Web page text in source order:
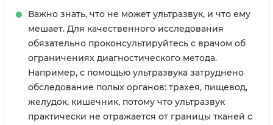
Важно знать, что не может ультразвук, и что ему
мешает. Для качественного исследования
обязательно проконсультируйтесь с врачом об
ограничениях диагностического метода.
Например, с помощью ультразвука затруднено
обследование полых органов: трахея, пищевод,
желудок, кишечник, потому что ультразвук
практически не отражается от границы тканей с